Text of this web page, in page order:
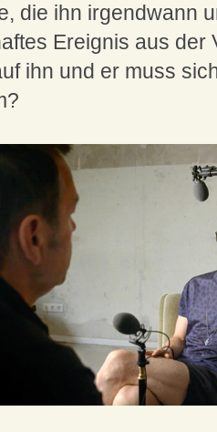
die ihn irgendwann
Ereignis aus der
ihn und er muss